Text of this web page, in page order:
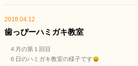
2018.04.12
歯っぴーハミガキ教室
４月の第１回目
６日のハミガキ教室の様子です